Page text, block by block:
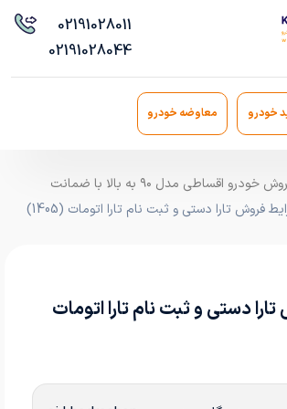
02191028011
02191028044
خودرو معاوضه خودرو
خودرو شاپ، خرید و فروش خودرو اقساطی مدل ۹۰ به بالا با ضمانت
فروش تارا دستی و ثبت نام تارا اتومات (1405)
دستی و ثبت نام تارا اتومات